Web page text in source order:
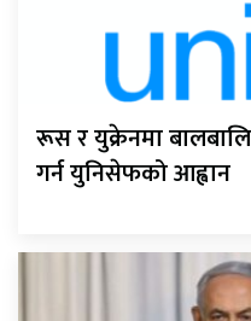
रूस र युक्रेनमा
गर्न युनिसेफको आह्वान